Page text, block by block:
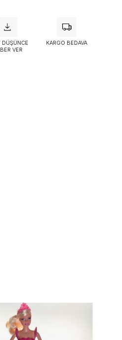
DÜŞÜNCE
VER
KARGO BEDAVA